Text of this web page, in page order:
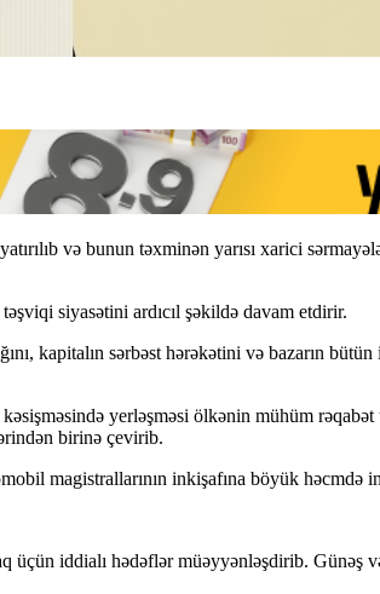
və bunun təxminən yarısı xarici
siyasətini ardıcıl şəkildə davam etdirir.
kapitalın sərbəst hərəkətini və bazarın
yerləşməsi ölkənin mühüm
birinə çevirib.
magistrallarının inkişafına böyük həcmdə
üçün iddialı hədəflər müəyyənləşdirib.